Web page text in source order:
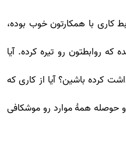
کاری با همکارتون خوب بوده،
روابطتون رو تیره کرده. آیا
کرده باشین؟ آیا از کاری که
حوصله همۀ موارد رو موشکافی